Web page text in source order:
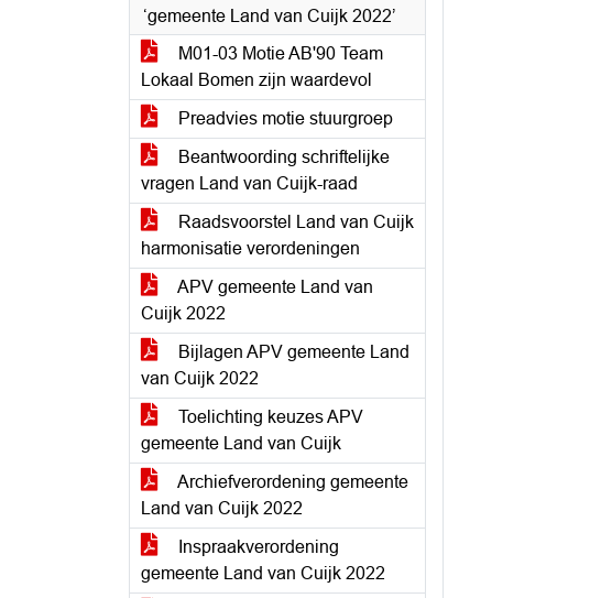
‘gemeente Land van Cuijk 2022’
M01-03 Motie AB'90 Team
Lokaal Bomen zijn waardevol
Preadvies motie stuurgroep
Beantwoording schriftelijke
vragen Land van Cuijk-raad
Raadsvoorstel Land van Cuijk
harmonisatie verordeningen
APV gemeente Land van
Cuijk 2022
Bijlagen APV gemeente Land
van Cuijk 2022
Toelichting keuzes APV
gemeente Land van Cuijk
Archiefverordening gemeente
Land van Cuijk 2022
Inspraakverordening
gemeente Land van Cuijk 2022